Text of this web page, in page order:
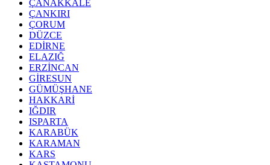
ÇANAKKALE
ÇANKIRI
ÇORUM
DÜZCE
EDİRNE
ELAZIĞ
ERZİNCAN
GİRESUN
GÜMÜŞHANE
HAKKARİ
IĞDIR
ISPARTA
KARABÜK
KARAMAN
KARS